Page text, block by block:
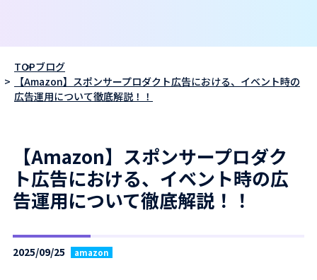
TOPブログ
【Amazon】スポンサープロダクト広告における、イベント時の
広告運用について徹底解説！！
【Amazon】スポンサープロダク
ト広告における、イベント時の広
告運用について徹底解説！！
2025/09/25 amazon